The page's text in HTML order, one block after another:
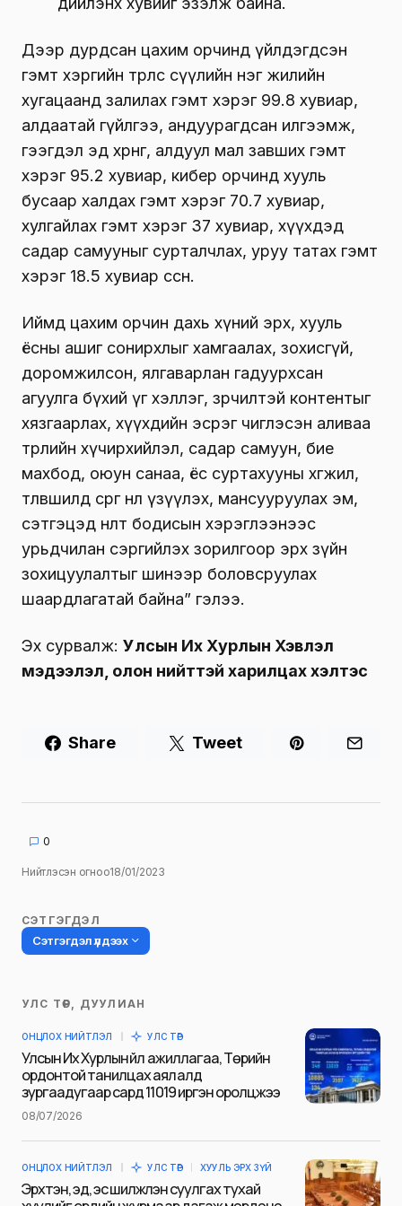
Дээр дурдсан цахим орчинд үйлдэгдсэн
гэмт хэргийн төрлөөс сүүлийн нэг жилийн
хугацаанд залилах гэмт хэрэг 99.8 хувиар,
алдаатай гүйлгээ, андуурагдсан илгээмж,
гээгдэл эд хөрөнгө, алдуул мал завших гэмт
хэрэг 95.2 хувиар, кибер орчинд хууль
бусаар халдах гэмт хэрэг 70.7 хувиар,
хулгайлах гэмт хэрэг 37 хувиар, хүүхдэд
садар самууныг сурталчлах, уруу татах гэмт
хэрэг 18.5 хувиар өссөн.
Иймд цахим орчин дахь хүний эрх, хууль
ёсны ашиг сонирхлыг хамгаалах, зохисгүй,
доромжилсон, ялгаварлан гадуурхсан
агуулга бүхий үг хэллэг, зөрчилтэй контентыг
хязгаарлах, хүүхдийн эсрэг чиглэсэн аливаа
төрлийн хүчирхийлэл, садар самуун, бие
махбод, оюун санаа, ёс суртахууны хөгжил,
төлөвшилд сөрөг нөлөө үзүүлэх, мансууруулах эм,
сэтгэцэд нөлөөт бодисын хэрэглээнээс
урьдчилан сэргийлэх зорилгоор эрх зүйн
зохицуулалтыг шинээр боловсруулах
шаардлагатай байна” гэлээ.
Эх сурвалж: Улсын Их Хурлын Хэвлэл
мэдээлэл, олон нийттэй харилцах хэлтэс
Share Tweet
0
Нийтлэсэн огноо18/01/2023
СЭТГЭГДЭЛ
Сэтгэгдэл үлдээх
Таны имэйл хаягийг нийтлэхгүй.
тэмдэглэсэн
Name
УЛС ТӨР, ДУУЛИАН
ОНЦЛОХ НИЙТЛЭЛ УЛС ТӨР
Улсын Их Хурлын үйл ажиллагаа, Төрийн
ордонтой танилцах аялалд
зургаадугаар сард 11019 иргэн оролцжээ
08/07/2026
ОНЦЛОХ НИЙТЛЭЛ УЛС ТӨР ХУУЛЬ ЭРХ ЗҮЙ
Эрхтэн, эд, эс шилжүүлэн суулгах тухай